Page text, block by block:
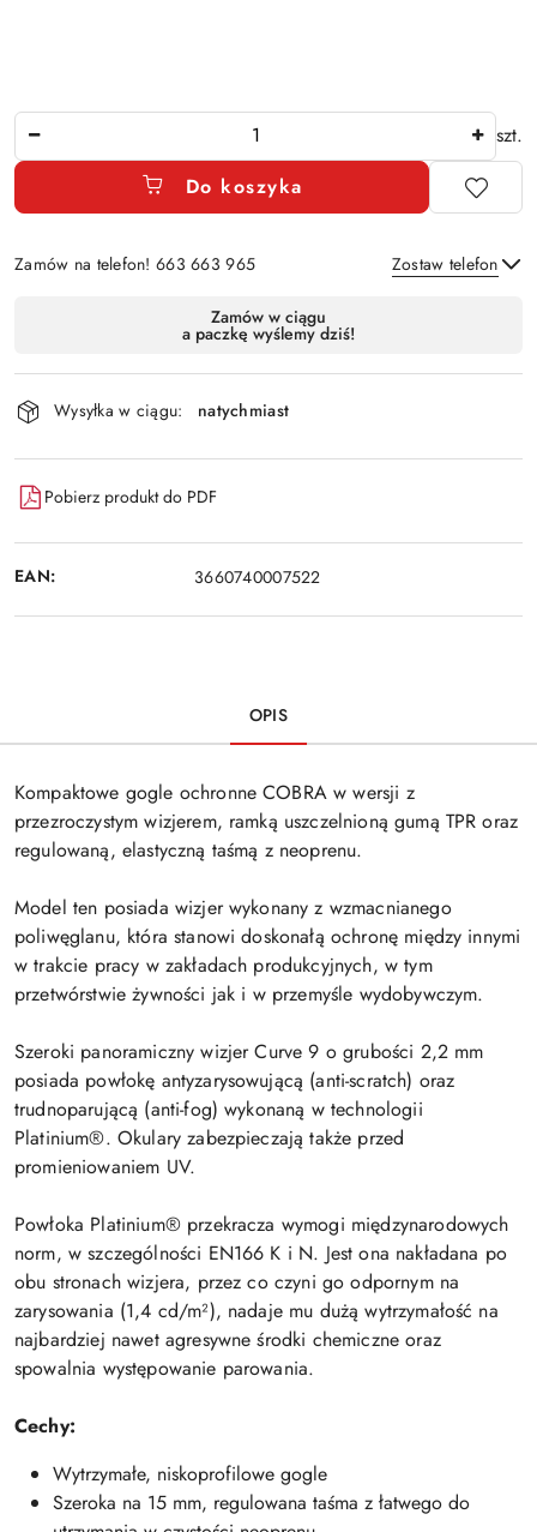
szt.
Do koszyka
Zamów na telefon! 663 663 965 Zostaw telefon
Wyślij
dostawa
Zamów w ciągu
a paczkę wyślemy dziś!
Wysyłka w ciągu: natychmiast
Pobierz produkt do PDF
EAN: 3660740007522
OPIS
Kompaktowe gogle ochronne COBRA w wersji z
przezroczystym wizjerem, ramką uszczelnioną gumą TPR oraz
regulowaną, elastyczną taśmą z neoprenu.
Model ten posiada wizjer wykonany z wzmacnianego
poliwęglanu, która stanowi doskonałą ochronę między innymi
w trakcie pracy w zakładach produkcyjnych, w tym
przetwórstwie żywności jak i w przemyśle wydobywczym.
Szeroki panoramiczny wizjer Curve 9 o grubości 2,2 mm
posiada powłokę antyzarysowującą (anti-scratch) oraz
trudnoparującą (anti-fog) wykonaną w technologii
Platinium®. Okulary zabezpieczają także przed
promieniowaniem UV.
Powłoka Platinium® przekracza wymogi międzynarodowych
norm, w szczególności EN166 K i N. Jest ona nakładana po
obu stronach wizjera, przez co czyni go odpornym na
zarysowania (1,4 cd/m²), nadaje mu dużą wytrzymałość na
najbardziej nawet agresywne środki chemiczne oraz
spowalnia występowanie parowania.
Cechy:
Wytrzymałe, niskoprofilowe gogle
Szeroka na 15 mm, regulowana taśma z łatwego do